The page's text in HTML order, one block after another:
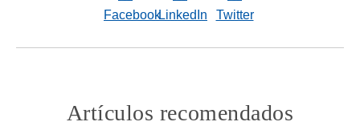
Artículos recomendados